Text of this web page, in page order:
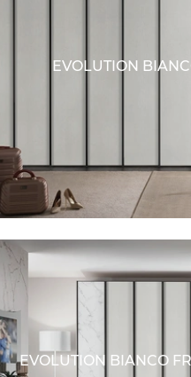
EVOLUTION
EVOLUTION BIANCO